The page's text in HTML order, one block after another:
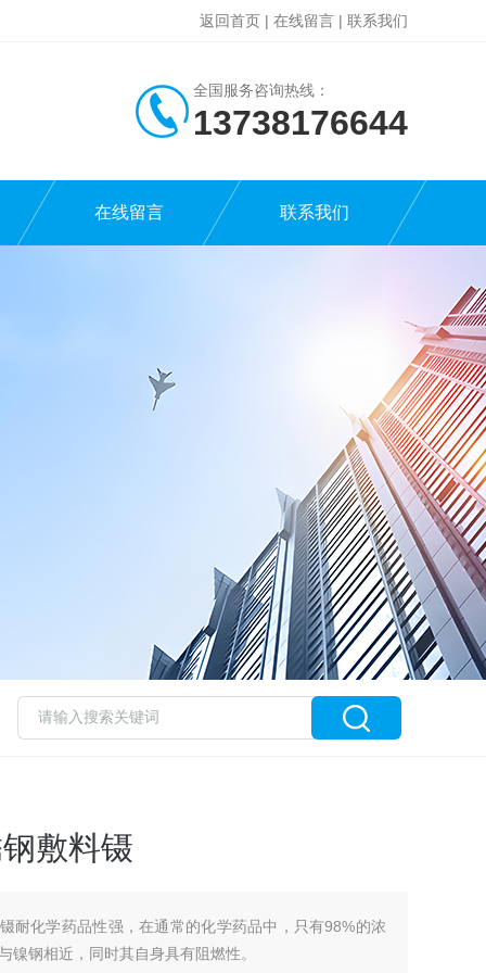
返回首页 | 在线留言 | 联系我们
全国服务咨询热线：
13738176644
在线留言 联系我们
敷料镊
耐化学药品性强，在通常的化学药品中，只有98%的浓
镍钢相近，同时其自身具有阻燃性。